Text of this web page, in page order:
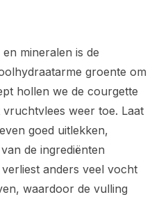
mineralen is de
groente om
hollen we de courgette
weer toe. Laat
goed uitlekken,
de ingrediënten
anders veel vocht
waardoor de vulling